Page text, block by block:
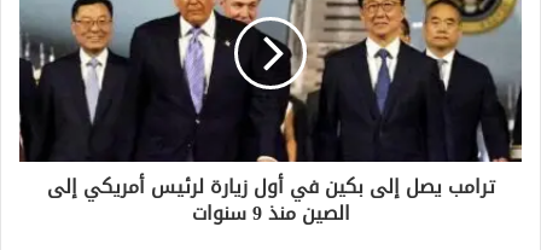
ترامب يصل إلى بكين في أول زيارة لرئيس أمريكي إلى
الصين منذ 9 سنوات